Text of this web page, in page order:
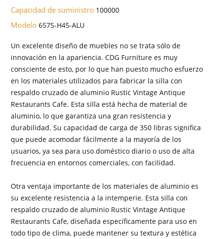
Capacidad de suministro 100000
Modelo657S-H45-ALU
Un excelente diseño de muebles no se trata sólo de
innovación en la apariencia. CDG Furniture es muy
consciente de esto, por lo que han puesto mucho esfuerzo
en los materiales utilizados para fabricar la silla con
respaldo cruzado de aluminio Rustic Vintage Antique
Restaurants Cafe. Esta silla está hecha de material de
aluminio, lo que garantiza una gran resistencia y
durabilidad. Su capacidad de carga de 350 libras significa
que puede acomodar fácilmente a la mayoría de los
usuarios, ya sea para uso doméstico diario o uso de alta
frecuencia en entornos comerciales, con facilidad.
Otra ventaja importante de los materiales de aluminio es
su excelente resistencia a la intemperie. Esta silla con
respaldo cruzado de aluminio Rustic Vintage Antique
Restaurants Cafe, diseñada específicamente para uso en
todo tipo de clima, puede mantener su textura y estética